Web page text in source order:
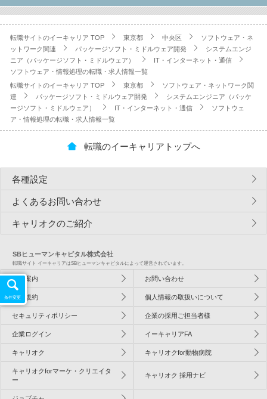
転職サイトのイーキャリア TOP 東京都 中央区
ソフトウェア・ネ
ットワーク関連
パッケージソフト・ミドルウェア開発
システムエンジ
ニア（パッケージソフト・ミドルウェア）
IT・インターネット・通信
ソフトウェア・情報処理の転職・求人情報一覧
転職サイトのイーキャリア TOP
東京都
ソフトウェア・ネットワーク関
連
パッケージソフト・ミドルウェア開発
システムエンジニア（パッケ
ージソフト・ミドルウェア）
IT・インターネット・通信
ソフトウェ
ア・情報処理の転職・求人情報一覧
条件変更
転職のイーキャリアトップへ
各種設定
よくあるお問い合わせ
キャリオクのご紹介
SBヒューマンキャピタル株式会社
転職サイト イーキャリアはSBヒューマンキャピタルによって運営されています。
会社案内 お問い合わせ
利用規約 個人情報の取扱いについて
セキュリティポリシー 企業の採用ご担当者様
企業ログイン イーキャリアFA
キャリオク キャリオクfor動物病院
キャリオクforマーケ・クリエイタ
ー
キャリオク 採用ナビ